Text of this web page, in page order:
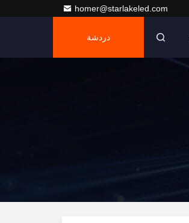
homer@starlakeled.com
دردشة